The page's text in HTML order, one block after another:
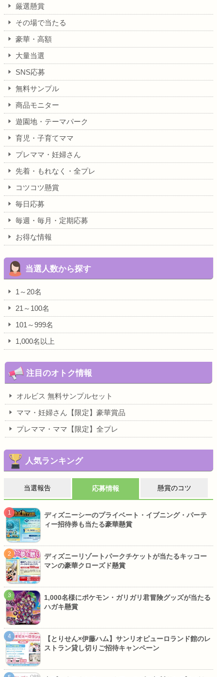
厳選懸賞
その場で当たる
豪華・高額
大量当選
SNS応募
無料サンプル
商品モニター
遊園地・テーマパーク
育児・子育てママ
プレママ・妊婦さん
先着・もれなく・全プレ
コツコツ懸賞
毎日応募
毎週・毎月・定期応募
お得な情報
当選人数から探す
1～20名
21～100名
101～999名
1,000名以上
注目のオトク情報
オルビス 無料サンプルセット
ママ・妊婦さん【限定】豪華賞品
プレママ・ママ【限定】全プレ
人気ランキング
当選報告 応募情報 懸賞のコツ
ディズニーシーのプライベート・イブニング・パーテ
ィー招待券も当たる豪華懸賞
ディズニーリゾートパークチケットが当たるキッコー
マンの豪華クローズド懸賞
1,000名様にポケモン・ガリガリ君冒険グッズが当たる
ハガキ懸賞
【とりせん×伊藤ハム】サンリオピューロランド館のレ
ストラン貸し切りご招待キャンペーン